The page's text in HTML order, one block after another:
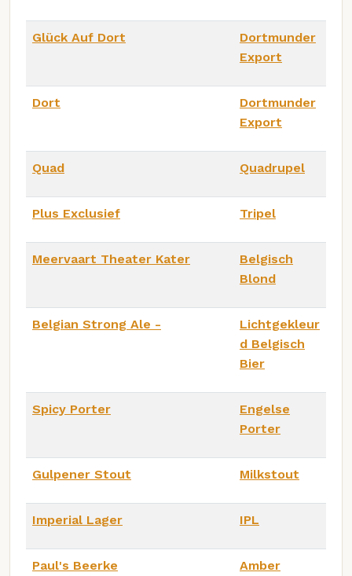
Glück Auf Dort
Dortmunder
Export
Dort
Dortmunder
Export
Quad Quadrupel
Plus Exclusief Tripel
Meervaart Theater Kater
Belgisch
Blond
Belgian Strong Ale -
Lichtgekleur
d Belgisch
Bier
Spicy Porter
Engelse
Porter
Gulpener Stout Milkstout
Imperial Lager IPL
Paul's Beerke
Amber